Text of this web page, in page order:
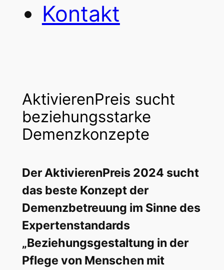
Kontakt
AktivierenPreis sucht
beziehungsstarke
Demenzkonzepte
Der AktivierenPreis 2024 sucht
das beste Konzept der
Demenzbetreuung im Sinne des
Expertenstandards
„Beziehungsgestaltung in der
Pflege von Menschen mit